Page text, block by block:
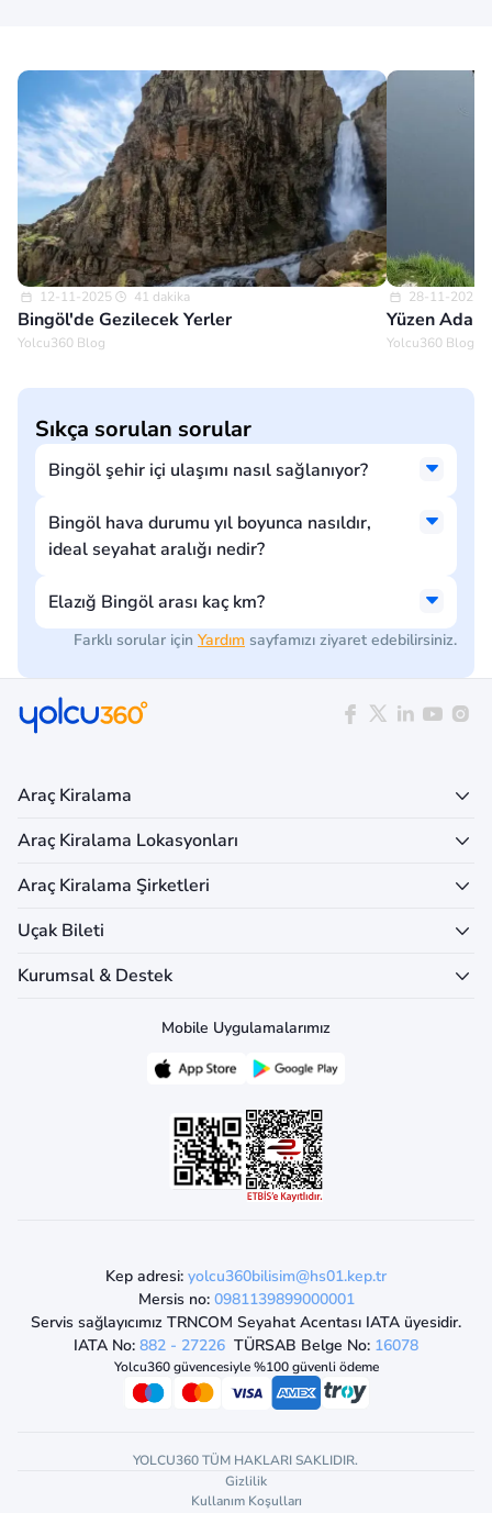
12-11-2025 41 dakika
Bingöl'de Gezilecek Yerler
Yolcu360 Blog
28-11-2025
Yüzen
Yolcu360 Blog
Sıkça sorulan sorular
Bingöl şehir içi ulaşımı nasıl sağlanıyor?
Bingöl hava durumu yıl boyunca nasıldır,
ideal seyahat aralığı nedir?
Elazığ Bingöl arası kaç km?
Farklı sorular için Yardım sayfamızı ziyaret edebilirsiniz.
Araç Kiralama
Araç Kiralama Lokasyonları
Araç Kiralama Şirketleri
Uçak Bileti
Kurumsal & Destek
Mobile Uygulamalarımız
Kep adresi: yolcu360bilisim@hs01.kep.tr
Mersis no: 0981139899000001
Servis sağlayıcımız TRNCOM Seyahat Acentası IATA üyesidir.
IATA No: 882 - 27226 TÜRSAB Belge No: 16078
Yolcu360 güvencesiyle %100 güvenli ödeme
YOLCU360 TÜM HAKLARI SAKLIDIR.
Gizlilik
Kullanım Koşulları